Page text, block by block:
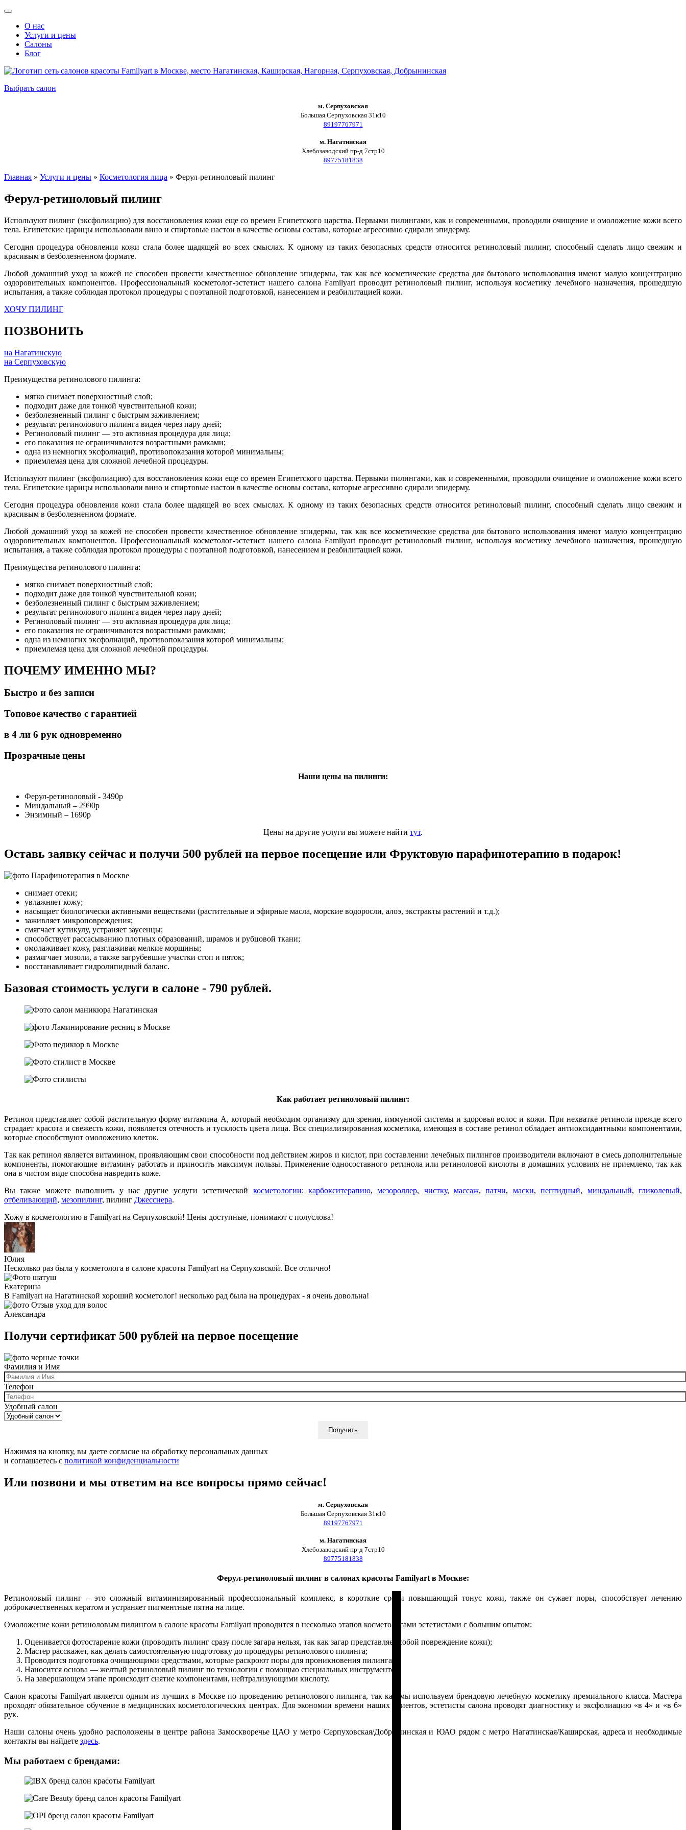
О нас
Услуги и цены
Салоны
Блог
Выбрать салон
м. Серпуховская
Большая Серпуховская 31к10
89197767971
м. Нагатинская
Хлебозаводский пр-д 7стр10
89775181838
Главная » Услуги и цены » Косметология лица » Ферул-ретиноловый пилинг
Ферул-ретиноловый пилинг
Используют пилинг (эксфолиацию) для восстановления кожи еще со времен Египетского царства. Первыми пилингами, как и современными, проводили очищение и омоложение кожи всего
тела. Египетские царицы использовали вино и спиртовые настои в качестве основы состава, которые агрессивно сдирали эпидерму.
Сегодня процедура обновления кожи стала более щадящей во всех смыслах. К одному из таких безопасных средств относится ретиноловый пилинг, способный сделать лицо свежим и
красивым в безболезненном формате.
Любой домашний уход за кожей не способен провести качественное обновление эпидермы, так как все косметические средства для бытового использования имеют малую концентрацию
оздоровительных компонентов. Профессиональный косметолог-эстетист нашего салона Familyart проводит ретиноловый пилинг, используя косметику лечебного назначения, прошедшую
испытания, а также соблюдая протокол процедуры с поэтапной подготовкой, нанесением и реабилитацией кожи.
ХОЧУ ПИЛИНГ
ПОЗВОНИТЬ
на Нагатинскую
на Серпуховскую
Преимущества ретинолового пилинга:
мягко снимает поверхностный слой;
подходит даже для тонкой чувствительной кожи;
безболезненный пилинг с быстрым заживлением;
результат регинолового пилинга виден через пару дней;
Региноловый пилинг — это активная процедура для лица;
его показания не ограничиваются возрастными рамками;
одна из немногих эксфолиаций, противопоказания которой минимальны;
приемлемая цена для сложной лечебной процедуры.
Используют пилинг (эксфолиацию) для восстановления кожи еще со времен Египетского царства. Первыми пилингами, как и современными, проводили очищение и омоложение кожи всего
тела. Египетские царицы использовали вино и спиртовые настои в качестве основы состава, которые агрессивно сдирали эпидерму.
Сегодня процедура обновления кожи стала более щадящей во всех смыслах. К одному из таких безопасных средств относится ретиноловый пилинг, способный сделать лицо свежим и
красивым в безболезненном формате.
Любой домашний уход за кожей не способен провести качественное обновление эпидермы, так как все косметические средства для бытового использования имеют малую концентрацию
оздоровительных компонентов. Профессиональный косметолог-эстетист нашего салона Familyart проводит ретиноловый пилинг, используя косметику лечебного назначения, прошедшую
испытания, а также соблюдая протокол процедуры с поэтапной подготовкой, нанесением и реабилитацией кожи.
Преимущества ретинолового пилинга:
мягко снимает поверхностный слой;
подходит даже для тонкой чувствительной кожи;
безболезненный пилинг с быстрым заживлением;
результат регинолового пилинга виден через пару дней;
Региноловый пилинг — это активная процедура для лица;
его показания не ограничиваются возрастными рамками;
одна из немногих эксфолиаций, противопоказания которой минимальны;
приемлемая цена для сложной лечебной процедуры.
ПОЧЕМУ ИМЕННО МЫ?
Быстро и без записи
Топовое качество с гарантией
в 4 ли 6 рук одновременно
Прозрачные цены
Наши цены на пилинги:
Ферул-ретиноловый - 3490р
Миндальный – 2990р
Энзимный – 1690р
Цены на другие услуги вы можете найти тут.
Оставь заявку сейчас и получи 500 рублей на первое посещение или Фруктовую парафинотерапию в подарок!
снимает отеки;
увлажняет кожу;
насыщает биологически активными веществами (растительные и эфирные масла, морские водоросли, алоэ, экстракты растений и т.д.);
заживляет микроповреждения;
смягчает кутикулу, устраняет заусенцы;
способствует рассасыванию плотных образований, шрамов и рубцовой ткани;
омолаживает кожу, разглаживая мелкие морщины;
размягчает мозоли, а также загрубевшие участки стоп и пяток;
восстанавливает гидролипидный баланс.
Базовая стоимость услуги в салоне - 790 рублей.
Как работает ретиноловый пилинг:
Ретинол представляет собой растительную форму витамина А, который необходим организму для зрения, иммунной системы и здоровья волос и кожи. При нехватке ретинола прежде всего
страдает красота и свежесть кожи, появляется отечность и тусклость цвета лица. Вся специализированная косметика, имеющая в составе ретинол обладает антиоксидантными компонентами,
которые способствуют омоложению клеток.
Так как ретинол является витамином, проявляющим свои способности под действием жиров и кислот, при составлении лечебных пилингов производители включают в смесь дополнительные
компоненты, помогающие витамину работать и приносить максимум пользы. Применение односоставного ретинола или ретиноловой кислоты в домашних условиях не приемлемо, так как
она в чистом виде способна навредить коже.
Вы также можете выполнить у нас другие услугиэстетической косметологии: карбокситерапию,мезороллер, чистку,массаж,патчи, маски,пептидный, миндальный,гликолевый,
отбеливающий, мезопилинг, пилинг Джесснера.
Хожу в косметологию в Familyart на Серпуховской! Цены доступные, понимают с полуслова!
Юлия
Несколько раз была у косметолога в салоне красоты Familyart на Серпуховской. Все отлично!
Екатерина
В Familyart на Нагатинской хороший косметолог! несколько рад была на процедурах - я очень довольна!
Александра
Получи сертификат 500 рублей на первое посещение
Фамилия и Имя
Телефон
Удобный салон
Нажимая на кнопку, вы даете согласие на обработку персональных данных
и соглашаетесь c политикой конфиденциальности
Или позвони и мы ответим на все вопросы прямо сейчас!
м. Серпуховская
Большая Серпуховская 31к10
89197767971
м. Нагатинская
Хлебозаводский пр-д 7стр10
89775181838
Ферул-ретиноловый пилинг в салонах красоты Familyart в Москве:
Ретиноловый пилинг – это сложный витаминизированный профессиональный комплекс, в короткие сроки повышающий тонус кожи, также он сужает поры, способствует лечению
доброкачественных кератом и устраняет пигментные пятна на лице.
Омоложение кожи ретиноловым пилингом в салоне красоты Familyart проводится в несколько этапов косметологами эстетистами с большим опытом:
Оценивается фотостарение кожи (проводить пилинг сразу после загара нельзя, так как загар представляет собой повреждение кожи);
Мастер расскажет, как делать самостоятельную подготовку до процедуры ретинолового пилинга;
Проводится подготовка очищающими средствами, которые раскроют поры для проникновения пилинга;
Наносится основа — желтый ретиноловый пилинг по технологии с помощью специальных инструментов;
На завершающем этапе происходит снятие компонентами, нейтрализующими кислоту.
Салон красоты Familyart является одним из лучших в Москве по проведению ретинолового пилинга, так как мы используем брендовую лечебную косметику премиального класса. Мастера
проходят обязательное обучение в медицинских косметологических центрах. Для экономии времени наших клиентов, эстетисты салона проводят диагностику и эксфолиацию «в 4» и «в 6»
рук.
Наши салоны очень удобно расположены в центре района Замоскворечье ЦАО у метро Серпуховская/Добрынинская и ЮАО рядом с метро Нагатинская/Каширская, адреса и необходимые
контакты вы найдете здесь.
Мы работаем с брендами: